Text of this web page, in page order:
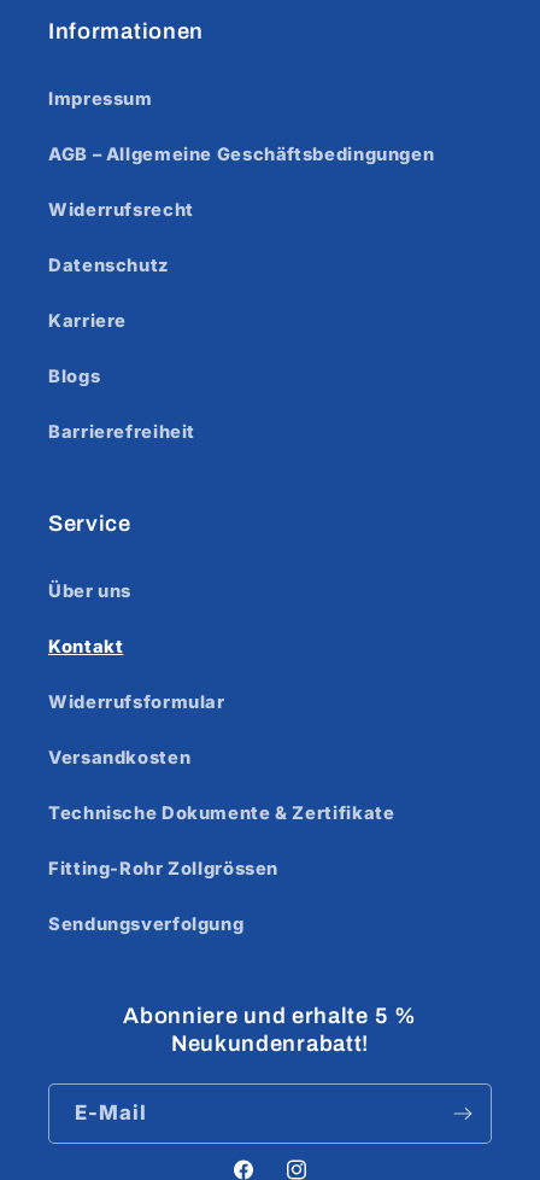
Informationen
Impressum
AGB – Allgemeine Geschäftsbedingungen
Widerrufsrecht
Datenschutz
Karriere
Blogs
Barrierefreiheit
Service
Über uns
Kontakt
Widerrufsformular
Versandkosten
Technische Dokumente & Zertifikate
Fitting-Rohr Zollgrössen
Sendungsverfolgung
Abonniere und erhalte 5 %
Neukundenrabatt!
E-Mail